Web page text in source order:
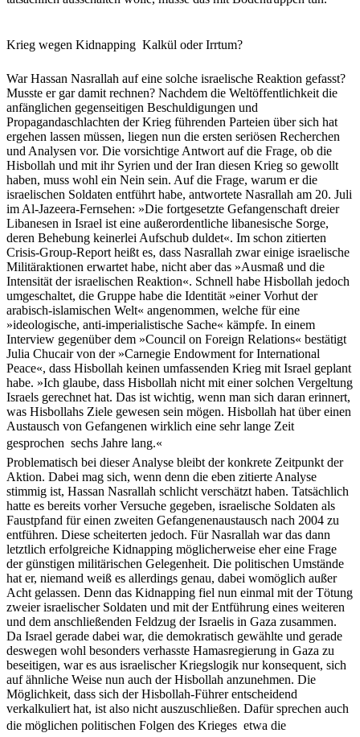
Krieg wegen Kidnapping  Kalkül oder Irrtum?
War Hassan Nasrallah auf eine solche israelische Reaktion gefasst?
Musste er gar damit rechnen? Nachdem die Weltöffentlichkeit die
anfänglichen gegenseitigen Beschuldigungen und
Propagandaschlachten der Krieg führenden Parteien über sich hat
ergehen lassen müssen, liegen nun die ersten seriösen Recherchen
und Analysen vor. Die vorsichtige Antwort auf die Frage, ob die
Hisbollah und mit ihr Syrien und der Iran diesen Krieg so gewollt
haben, muss wohl ein Nein sein. Auf die Frage, warum er die
israelischen Soldaten entführt habe, antwortete Nasrallah am 20. Juli
im Al-Jazeera-Fernsehen: »Die fortgesetzte Gefangenschaft dreier
Libanesen in Israel ist eine außerordentliche libanesische Sorge,
deren Behebung keinerlei Aufschub duldet«. Im schon zitierten
Crisis-Group-Report heißt es, dass Nasrallah zwar einige israelische
Militäraktionen erwartet habe, nicht aber das »Ausmaß und die
Intensität der israelischen Reaktion«. Schnell habe Hisbollah jedoch
umgeschaltet, die Gruppe habe die Identität »einer Vorhut der
arabisch-islamischen Welt« angenommen, welche für eine
»ideologische, anti-imperialistische Sache« kämpfe. In einem
Interview gegenüber dem »Council on Foreign Relations« bestätigt
Julia Chucair von der »Carnegie Endowment for International
Peace«, dass Hisbollah keinen umfassenden Krieg mit Israel geplant
habe. »Ich glaube, dass Hisbollah nicht mit einer solchen Vergeltung
Israels gerechnet hat. Das ist wichtig, wenn man sich daran erinnert,
was Hisbollahs Ziele gewesen sein mögen. Hisbollah hat über einen
Austausch von Gefangenen wirklich eine sehr lange Zeit
gesprochen  sechs Jahre lang.«
Problematisch bei dieser Analyse bleibt der konkrete Zeitpunkt der
Aktion. Dabei mag sich, wenn denn die eben zitierte Analyse
stimmig ist, Hassan Nasrallah schlicht verschätzt haben. Tatsächlich
hatte es bereits vorher Versuche gegeben, israelische Soldaten als
Faustpfand für einen zweiten Gefangenenaustausch nach 2004 zu
entführen. Diese scheiterten jedoch. Für Nasrallah war das dann
letztlich erfolgreiche Kidnapping möglicherweise eher eine Frage
der günstigen militärischen Gelegenheit. Die politischen Umstände
hat er, niemand weiß es allerdings genau, dabei womöglich außer
Acht gelassen. Denn das Kidnapping fiel nun einmal mit der Tötung
zweier israelischer Soldaten und mit der Entführung eines weiteren
und dem anschließenden Feldzug der Israelis in Gaza zusammen.
Da Israel gerade dabei war, die demokratisch gewählte und gerade
deswegen wohl besonders verhasste Hamasregierung in Gaza zu
beseitigen, war es aus israelischer Kriegslogik nur konsequent, sich
auf ähnliche Weise nun auch der Hisbollah anzunehmen. Die
Möglichkeit, dass sich der Hisbollah-Führer entscheidend
verkalkuliert hat, ist also nicht auszuschließen. Dafür sprechen auch
die möglichen politischen Folgen des Krieges  etwa die